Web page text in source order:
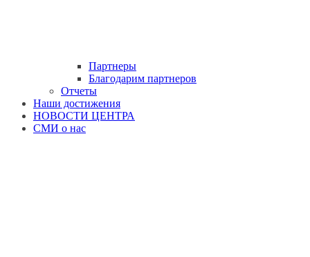
Партнеры
Благодарим партнеров
Отчеты
Наши достижения
НОВОСТИ ЦЕНТРА
СМИ о нас